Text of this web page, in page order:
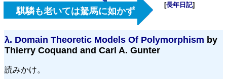
騏驎も老いては駑馬に如かず
[長年日記]
λ. Domain Theoretic Models Of Polymorphism by
Thierry Coquand and Carl A. Gunter
読みかけ。